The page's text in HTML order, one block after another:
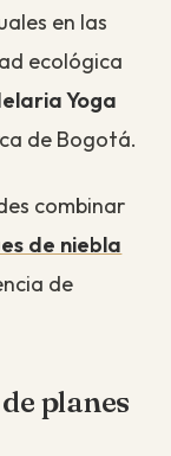
en las
ecológica
Yoga
de Bogotá.
combinar
de niebla
de
planes